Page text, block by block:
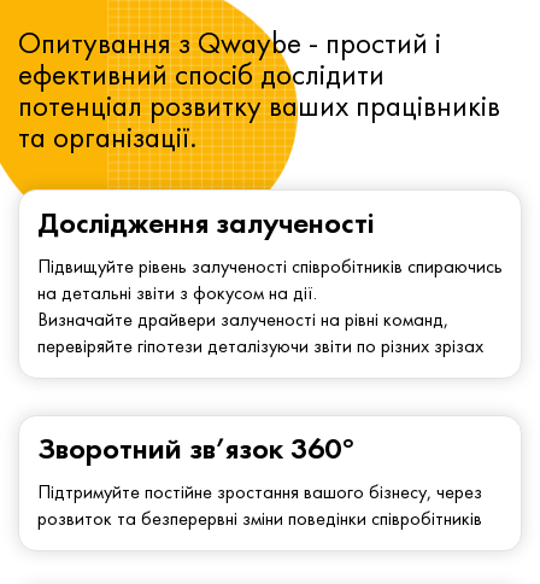
Дослідження залученості
Підвищуйте рівень залученості співробітників спираючись
на детальні звіти з фокусом на дії.
Визначайте драйвери залученості на рівні команд,
перевіряйте гіпотези деталізуючи звіти по різних зрізах
Зворотний зв’язок 360°
Підтримуйте постійне зростання вашого бізнесу, через
розвиток та безперервні зміни поведінки співробітників
Опитування з Qwaybe - простий і
ефективний спосіб дослідити
потенціал розвитку ваших працівників
та організації.